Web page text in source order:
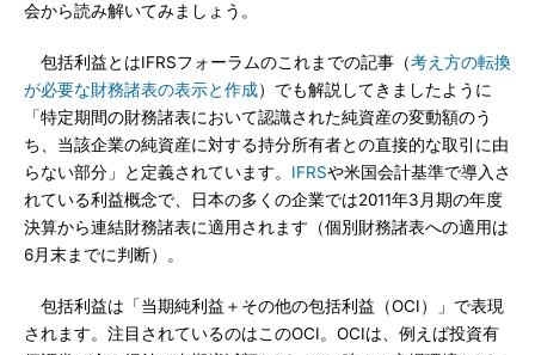
会から読み解いてみましょう。
包括利益とはIFRSフォーラムのこれまでの記事（考え方の転換
が必要な財務諸表の表示と作成）でも解説してきましたように
「特定期間の財務諸表において認識された純資産の変動額のう
ち、当該企業の純資産に対する持分所有者との直接的な取引に由
らない部分」と定義されています。 IFRSや米国会計基準で導入さ
れている利益概念で、日本の多くの企業では2011年3月期の年度
決算から連結財務諸表に適用されます（個別財務諸表への適用は
6月末までに判断）。
包括利益は「当期純利益＋その他の包括利益（OCI）」で表現
されます。注目されているのはこのOCI。OCIは、例えば投資有